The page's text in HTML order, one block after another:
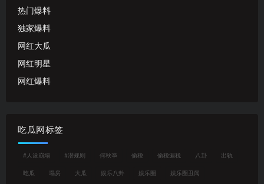
热门爆料
独家爆料
网红大瓜
网红明星
网红爆料
吃瓜网标签
#人设崩塌 #潜规则 何秋亊 偷税 偷税漏税 八卦 出轨
吃瓜 塌房 大瓜 娱乐八卦 娱乐圈 娱乐圈丑闻